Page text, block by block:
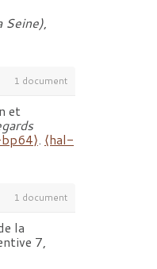
Seine),
1 document
et
. ⟨hal-
1 document
la
7,